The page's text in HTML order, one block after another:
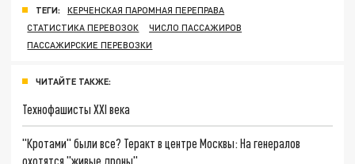
ТЕГИ:
КЕРЧЕНСКАЯ ПАРОМНАЯ ПЕРЕПРАВА
СТАТИСТИКА ПЕРЕВОЗОК
ЧИСЛО ПАССАЖИРОВ
ПАССАЖИРСКИЕ ПЕРЕВОЗКИ
ЧИТАЙТЕ ТАКЖЕ:
Технофашисты XXI века
"Кротами" были все? Теракт в центре Москвы: На генералов
охотятся "живые дроны"